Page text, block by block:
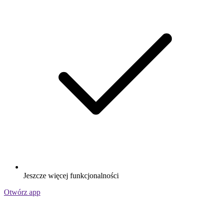
Jeszcze więcej funkcjonalności
Otwórz app